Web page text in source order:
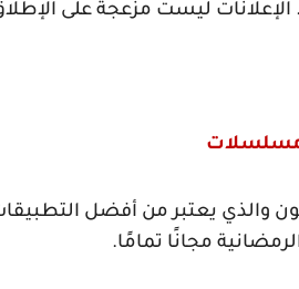
ليست مزعجة على
مسلسلات
والذي يعتبر من أفضل
مجانًا تمامًا.